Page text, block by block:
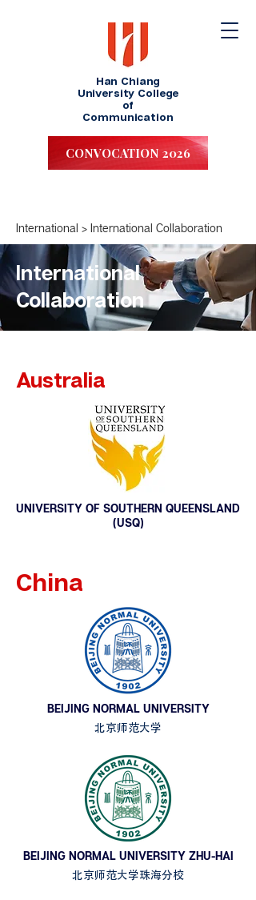
Han Chiang
University College
of
Communication
CONVOCATION 2026
International > International Collaboration
International
Collaboration
Australia
UNIVERSITY OF SOUTHERN QUEENSLAND
(USQ)
China
BEIJING NORMAL UNIVERSITY
北京师范大学
BEIJING NORMAL UNIVERSITY ZHU-HAI
北京师范大学珠海分校